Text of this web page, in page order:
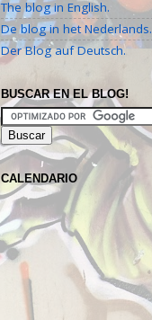
The blog in English.
De blog in het Nederlands.
Der Blog auf Deutsch.
BUSCAR EN EL BLOG!
CALENDARIO